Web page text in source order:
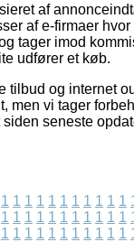
af
af e-firmaer
tager imod
udfører et køb.
tilbud og internet
men vi tager
seneste
1 1 1 1 1 1 1 1 1 1 1
1 1 1 1 1 1 1 1 1 1 1
1 1 1 1 1 1 1 1 1 1 1